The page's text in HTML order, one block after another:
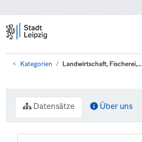
Kategorien Landwirtschaft, Fischerei,...
Datensätze Über uns